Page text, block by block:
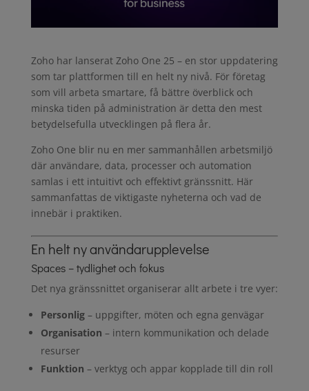
Zoho har lanserat Zoho One 25 – en stor uppdatering
som tar plattformen till en helt ny nivå. För företag
som vill arbeta smartare, få bättre överblick och
minska tiden på administration är detta den mest
betydelsefulla utvecklingen på flera år.
Zoho One blir nu en mer sammanhållen arbetsmiljö
där användare, data, processer och automation
samlas i ett intuitivt och effektivt gränssnitt. Här
sammanfattas de viktigaste nyheterna och vad de
innebär i praktiken.
En helt ny användarupplevelse
Spaces – tydlighet och fokus
Det nya gränssnittet organiserar allt arbete i tre vyer:
Personlig– uppgifter, möten och egna genvägar
Organisation – intern kommunikation och delade
resurser
Funktion – verktyg och appar kopplade till din roll